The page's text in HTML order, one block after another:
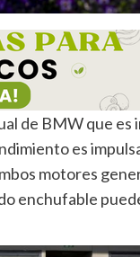
de BMW que es
es
motores
enchufable